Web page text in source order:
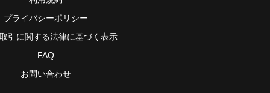
プライバシーポリシー
引に関する法律に基づく表示
FAQ
お問い合わせ